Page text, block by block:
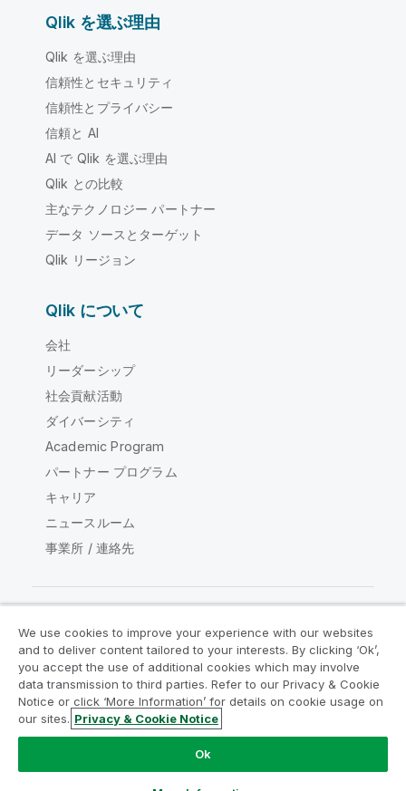
Qlik を選ぶ理由
Qlik を選ぶ理由
信頼性とセキュリティ
信頼性とプライバシー
信頼と AI
AI で Qlik を選ぶ理由
Qlik との比較
主なテクノロジー パートナー
データ ソースとターゲット
Qlik リージョン
Qlik について
会社
リーダーシップ
社会貢献活動
ダイバーシティ
Academic Program
パートナー プログラム
キャリア
ニュースルーム
事業所 / 連絡先
Qlik コミュニティ
法的契約 製品規約
Legal Policies
リーガルポリシー
利用規約
Do Not Share My Info
Copyright © 1993-2026 QlikTech International AB.無断複写・
We use cookies to improve your experience with our websites
and to deliver content tailored to your interests. By clicking ‘Ok’,
you accept the use of additional cookies which may involve
data transmission to third parties. Refer to our Privacy & Cookie
Notice or click ‘More Information’ for details on cookie usage on
our sites. Privacy & Cookie Notice
Ok